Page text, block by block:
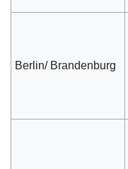
Berlin/ Brandenburg